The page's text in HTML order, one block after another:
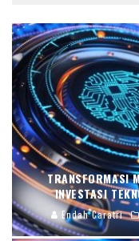
TRANSFORMASI
INVESTASI
Endah Caratri